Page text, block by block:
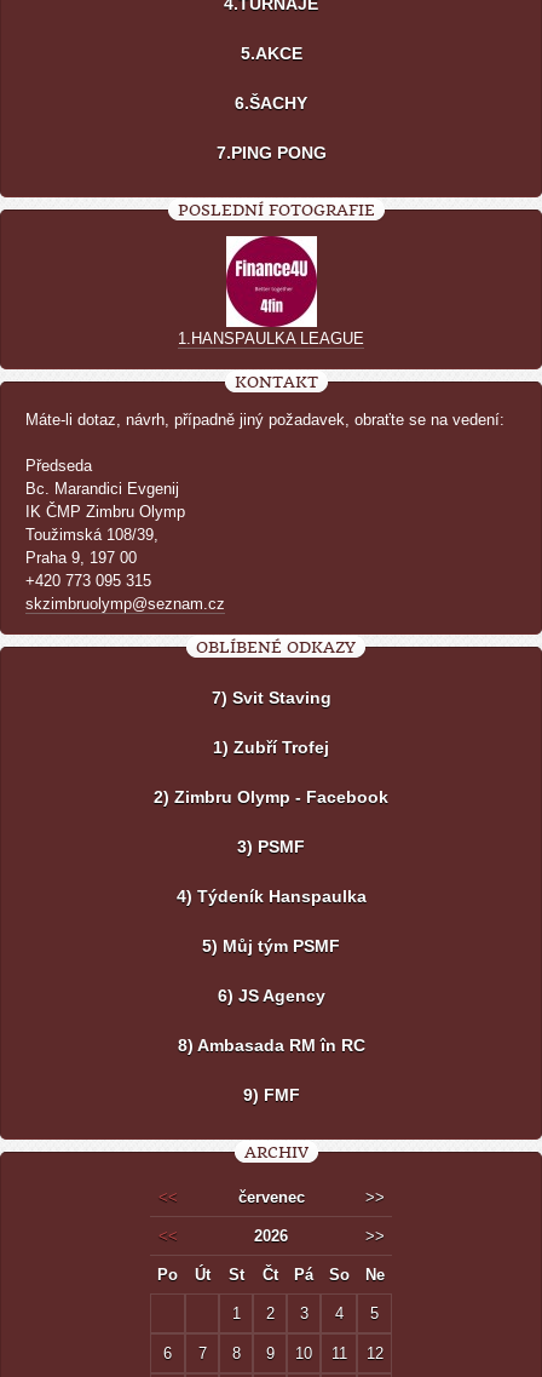
4.TURNAJE
5.AKCE
6.ŠACHY
7.PING PONG
POSLEDNÍ FOTOGRAFIE
1.HANSPAULKA LEAGUE
KONTAKT
Máte-li dotaz, návrh, případně jiný požadavek, obraťte se na vedení:
Předseda
Bc. Marandici Evgenij
IK ČMP Zimbru Olymp
Toužimská 108/39,
Praha 9, 197 00
+420 773 095 315
skzimbruolymp@seznam.cz
OBLÍBENÉ ODKAZY
7) Svit Staving
1) Zubří Trofej
2) Zimbru Olymp - Facebook
3) PSMF
4) Týdeník Hanspaulka
5) Můj tým PSMF
6) JS Agency
8) Ambasada RM în RC
9) FMF
ARCHIV
<< červenec >>
<< 2026 >>
Po Út St Čt Pá So Ne
1 2 3 4 5
6 7 8 9 10 11 12